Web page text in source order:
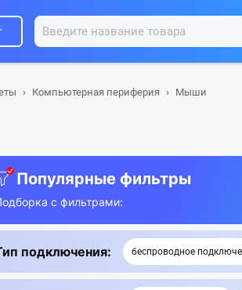
Компьютерная периферия Мыши
Популярные фильтры
с фильтрами:
подключения: беспроводное